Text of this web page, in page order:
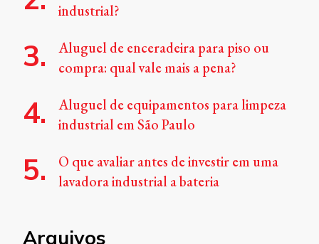
industrial?
Aluguel de enceradeira para piso ou
compra: qual vale mais a pena?
Aluguel de equipamentos para limpeza
industrial em São Paulo
O que avaliar antes de investir em uma
lavadora industrial a bateria
Arquivos